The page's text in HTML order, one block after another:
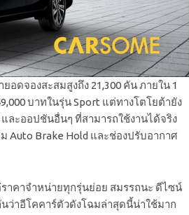
ดจองสะสมสูงถึง 21,300 คัน ภายใน 1
บาทในรุ่น Sport แต่ทางโตโยต้ายัง
ละออปชันอื่นๆ ที่สามารถใช้งานได้จริง
Auto Brake Hold และช่องปรับอากาศ
าคาจำหน่ายทุกรุ่นย่อย สมรรถนะ ดีไซน์
ว่าอีโคคาร์ตัวดังโฉมล่าสุดนี้น่าใช้มาก